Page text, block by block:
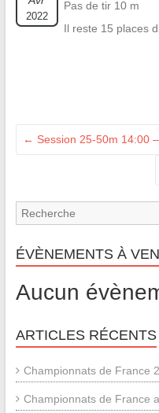
2022
Pas de tir 10 m
Il reste 15 places
← Session 25-50m 14:00
ÉVÈNEMENTS À
Aucun
ARTICLES RÉCENTS
Championnats de France
Championnats de France